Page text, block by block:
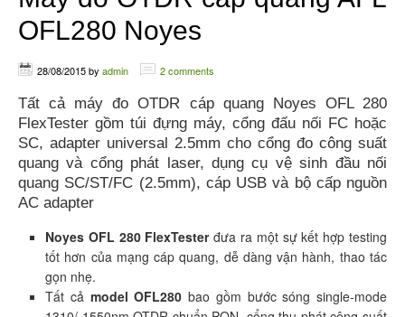
OFL280 Noyes
28/08/2015by admin 2 comments
Tất cả máy đo OTDR cáp quang Noyes OFL 280
FlexTester gồm túi đựng máy, cổng đấu nối FC hoặc
SC, adapter universal 2.5mm cho cổng đo công suất
quang và cổng phát laser, dụng cụ vệ sinh đầu nối
quang SC/ST/FC (2.5mm), cáp USB và bộ cấp nguồn
AC adapter
Noyes OFL 280 FlexTesterđưa ra một sự kết hợp testing
tốt hơn của mạng cáp quang, dễ dàng vận hành, thao tác
gọn nhẹ.
Tất cả model OFL280 bao gồm bước sóng single-mode